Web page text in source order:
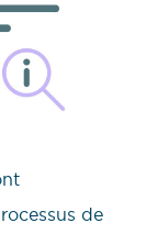
de